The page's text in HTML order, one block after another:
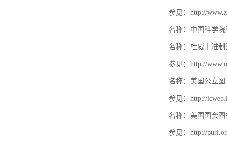
参见：http://
名称：中国科学
名称：杜威十进
参见：http://
名称：美国公立
参见：http://
名称：美国国会
参见：http://